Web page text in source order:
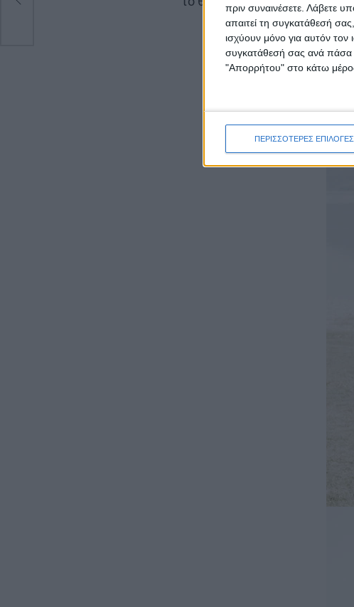
πριν συναινέσετε. Λάβετε
απαιτεί τη συγκατάθεσή
ισχύουν μόνο για αυτόν τον
συγκατάθεσή σας ανά πάσα
"Απορρήτου" στο κάτω μέρος
ΠΕΡΙΣΣΟΤΕΡΕΣ ΕΠΙΛΟΓΕΣ